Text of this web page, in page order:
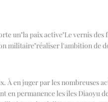
un"la paix active"Le vernis des
militaire"réaliser l'ambition de
À en juger par les
permanence les îles Diaoyu